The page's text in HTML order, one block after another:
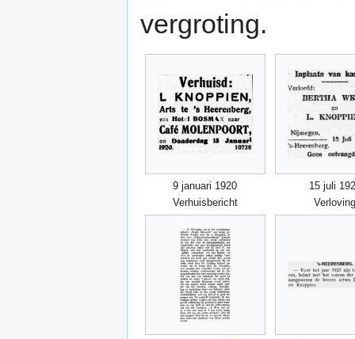
vergroting.
9 januari 1920
Verhuisbericht
15 juli
Verloving